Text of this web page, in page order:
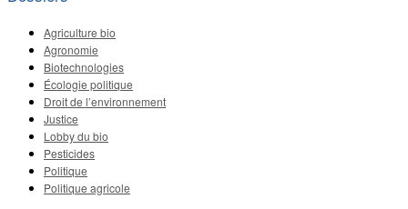
Agriculture bio
Agronomie
Biotechnologies
Écologie politique
Droit de l’environnement
Justice
Lobby du bio
Pesticides
Politique
Politique agricole